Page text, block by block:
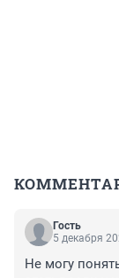
Гость
5 декабря
Не могу